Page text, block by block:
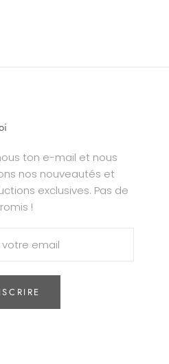
ton e-mail et nous
nos nouveautés et
exclusives. Pas de
!